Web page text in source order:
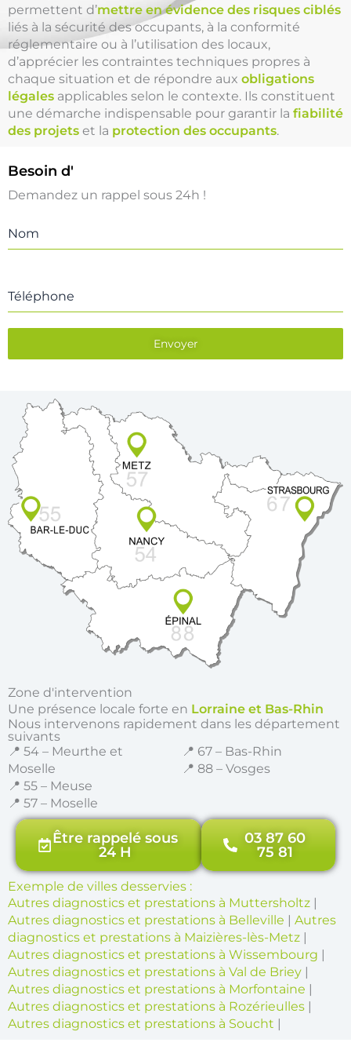
permettent d’mettre en évidence des risques ciblés
liés à la sécurité des occupants, à la conformité
réglementaire ou à l’utilisation des locaux,
d’apprécier les contraintes techniques propres à
chaque situation et de répondre aux obligations
légales applicables selon le contexte. Ils constituent
une démarche indispensable pour garantir la fiabilité
des projets et la protection des occupants.
Besoin d'
Demandez un rappel sous 24h !
Nom
Téléphone
Envoyer
Zone d'intervention
Une présence locale forte en Lorraine et Bas-Rhin
Nous intervenons rapidement dans les département
suivants
📍 54 – Meurthe et
Moselle
📍 55 – Meuse
📍 57 – Moselle
📍 67 – Bas-Rhin
📍 88 – Vosges
Être rappelé sous
24 H
03 87 60
75 81
Exemple de villes desservies :
Autres diagnostics et prestations à Muttersholtz |
Autres diagnostics et prestations à Belleville | Autres
diagnostics et prestations à Maizières-lès-Metz |
Autres diagnostics et prestations à Wissembourg |
Autres diagnostics et prestations à Val de Briey |
Autres diagnostics et prestations à Morfontaine |
Autres diagnostics et prestations à Rozérieulles |
Autres diagnostics et prestations à Soucht |